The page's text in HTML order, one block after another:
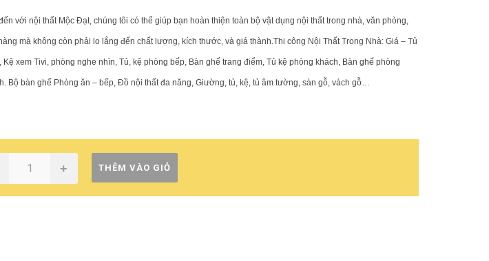
– Bảo Trì các sản phẩm nội thất
Cung cấp nguồn hàng tốt nhất, giá tốt nhất nhất trên toàn quốc, Nội Thất
thành giải pháp tìm kiếm thông tin đa tiện ích, giúp đơn giản hoá những áp
với nội thất Mộc Đạt, chúng tôi có thể giúp bạn hoàn thiện toàn bộ vật dụng nội thất trong nhà, văn phòng,
mà không còn phải lo lắng đến chất lượng, kích thước, và giá thành.Thi công Nội Thất Trong Nhà: Giá – Tủ
Kệ xem Tivi, phòng nghe nhìn, Tủ, kệ phòng bếp, Bàn ghế trang điểm, Tủ kệ phòng khách, Bàn ghế phòng
Bộ bàn ghế Phòng ăn – bếp, Đồ nội thất đa năng, Giường, tủ, kệ, tủ âm tường, sàn gỗ, vách gỗ…
+ THÊM VÀO GIỎ